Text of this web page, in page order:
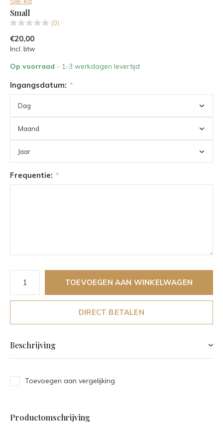
Small
(0)
€20,00
Incl. btw
Op voorraad - 1-3 werkdagen levertijd
Ingangsdatum: *
Frequentie: *
TOEVOEGEN AAN WINKELWAGEN
DIRECT BETALEN
Beschrijving
Toevoegen aan vergelijking
Productomschrijving